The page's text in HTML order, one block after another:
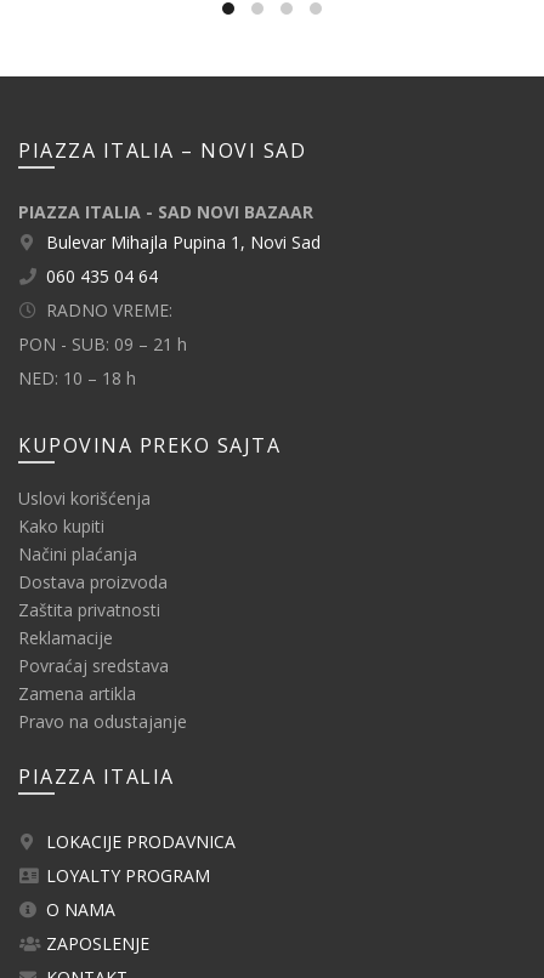
PIAZZA ITALIA – NOVI SAD
PIAZZA ITALIA - SAD NOVI BAZAAR
Bulevar Mihajla Pupina 1, Novi Sad
060 435 04 64
RADNO VREME:
PON - SUB: 09 – 21 h
NED: 10 – 18 h
KUPOVINA PREKO SAJTA
Uslovi korišćenja
Kako kupiti
Načini plaćanja
Dostava proizvoda
Zaštita privatnosti
Reklamacije
Povraćaj sredstava
Zamena artikla
Pravo na odustajanje
PIAZZA ITALIA
LOKACIJE PRODAVNICA
LOYALTY PROGRAM
O NAMA
ZAPOSLENJE